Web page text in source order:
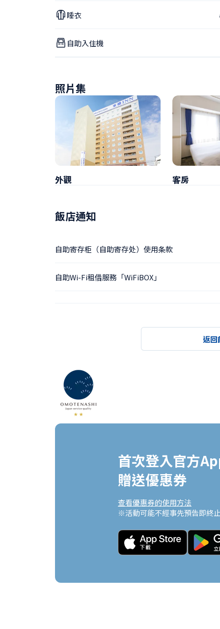
睡衣
自助入住機
照片集
外觀 客房
飯店通知
自助寄存柜（自助寄存处）使用条款
自助Wi-Fi租借服務「WiFiBOX」
返回
首次登入官方
贈送優惠券
查看優惠券的使用方法
※活動可能不經事先預告即終